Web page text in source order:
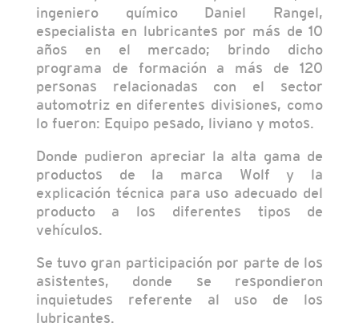
ingeniero químico Daniel Rangel,
especialista en lubricantes por más de 10
años en el mercado; brindo dicho
programa de formación a más de 120
personas relacionadas con el sector
automotriz en diferentes divisiones, como
lo fueron: Equipo pesado, liviano y motos.
Donde pudieron apreciar la alta gama de
productos de la marca Wolf y la
explicación técnica para uso adecuado del
producto a los diferentes tipos de
vehículos.
Se tuvo gran participación por parte de los
asistentes, donde se respondieron
inquietudes referente al uso de los
lubricantes.